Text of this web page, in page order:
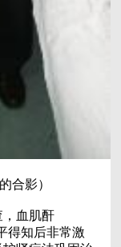
合影）
血肌酐
得知后非常激